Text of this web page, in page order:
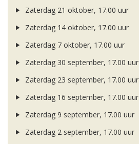
Zaterdag 21 oktober, 17.00 uur
Zaterdag 14 oktober, 17.00 uur
Zaterdag 7 oktober, 17.00 uur
Zaterdag 30 september, 17.00 uur
Zaterdag 23 september, 17.00 uur
Zaterdag 16 september, 17.00 uur
Zaterdag 9 september, 17.00 uur
Zaterdag 2 september, 17.00 uur